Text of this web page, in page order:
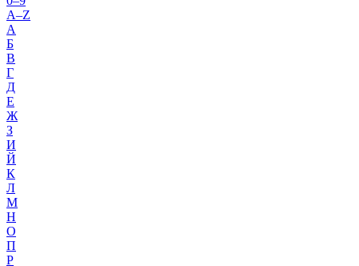
A–Z
А
Б
В
Г
Д
Е
Ж
З
И
Й
К
Л
М
Н
О
П
Р